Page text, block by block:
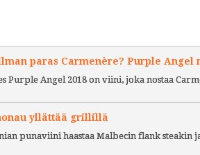
paras Carmenère? Purple
Purple Angel 2018 on viini, joka nostaa
yllättää grillillä
punaviini haastaa Malbecin flank steakin